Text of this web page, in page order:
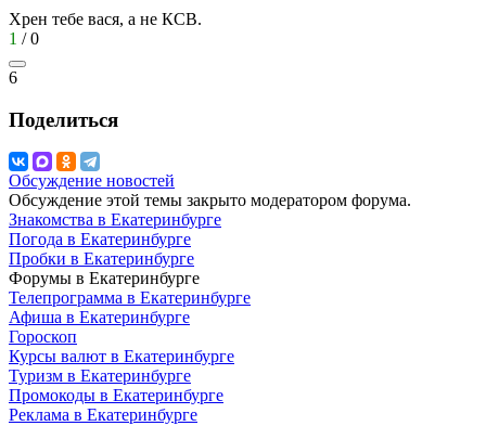
Хрен тебе вася, а не КСВ.
1 /0
6
Поделиться
Обсуждение новостей
Обсуждение этой темы закрыто модератором форума.
Знакомства в Екатеринбурге
Погода в Екатеринбурге
Пробки в Екатеринбурге
Форумы в Екатеринбурге
Телепрограмма в Екатеринбурге
Афиша в Екатеринбурге
Гороскоп
Курсы валют в Екатеринбурге
Туризм в Екатеринбурге
Промокоды в Екатеринбурге
Реклама в Екатеринбурге